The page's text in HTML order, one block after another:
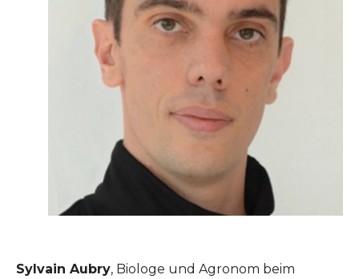
Sylvain Aubry, Biologe und Agronom beim